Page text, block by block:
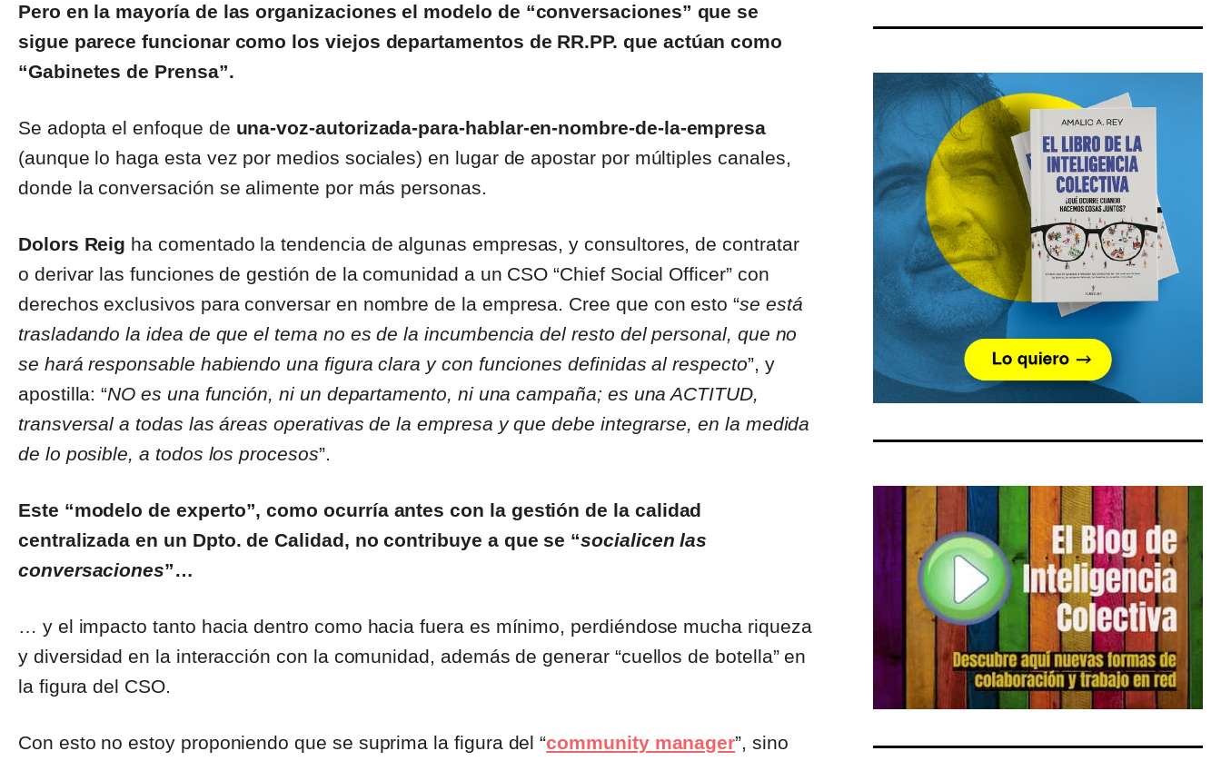
Pero en la mayoría de las organizaciones el modelo de “conversaciones” que se
sigue parece funcionar como los viejos departamentos de RR.PP. que actúan como
“Gabinetes de Prensa”.
Se adopta el enfoque de una-voz-autorizada-para-hablar-en-nombre-de-la-empresa
(aunque lo haga esta vez por medios sociales) en lugar de apostar por múltiples canales,
donde la conversación se alimente por más personas.
Dolors Reig ha comentado la tendencia de algunas empresas, y consultores, de contratar
o derivar las funciones de gestión de la comunidad a un CSO “Chief Social Officer” con
derechos exclusivos para conversar en nombre de la empresa. Cree que con esto “se está
trasladando la idea de que el tema no es de la incumbencia del resto del personal, que no
se hará responsable habiendo una figura clara y con funciones definidas al respecto”, y
apostilla: “NO es una función, ni un departamento, ni una campaña; es una ACTITUD,
transversal a todas las áreas operativas de la empresa y que debe integrarse, en la medida
de lo posible, a todos los procesos”.
Este “modelo de experto”, como ocurría antes con la gestión de la calidad
centralizada en un Dpto. de Calidad, no contribuye a que se “socialicen las
conversaciones”…
… y el impacto tanto hacia dentro como hacia fuera es mínimo, perdiéndose mucha riqueza
y diversidad en la interacción con la comunidad, además de generar “cuellos de botella” en
la figura del CSO.
Con esto no estoy proponiendo que se suprima la figura del “community manager”, sino